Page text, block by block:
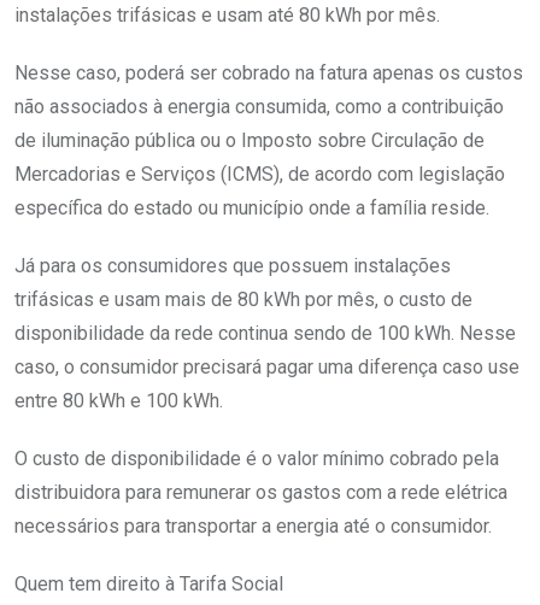
instalações trifásicas e usam até 80 kWh por mês.
Nesse caso, poderá ser cobrado na fatura apenas os custos
não associados à energia consumida, como a contribuição
de iluminação pública ou o Imposto sobre Circulação de
Mercadorias e Serviços (ICMS), de acordo com legislação
específica do estado ou município onde a família reside.
Já para os consumidores que possuem instalações
trifásicas e usam mais de 80 kWh por mês, o custo de
disponibilidade da rede continua sendo de 100 kWh. Nesse
caso, o consumidor precisará pagar uma diferença caso use
entre 80 kWh e 100 kWh.
O custo de disponibilidade é o valor mínimo cobrado pela
distribuidora para remunerar os gastos com a rede elétrica
necessários para transportar a energia até o consumidor.
Quem tem direito à Tarifa Social